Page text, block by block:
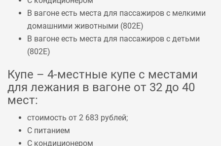
В вагоне есть места для пассажиров с мелкими
домашними животными (802Е)
В вагоне есть места для пассажиров с детьми
(802Е)
Купе – 4-местные купе с местами
для лежания в вагоне от 32 до 40
мест:
стоимость от 2 683 рублей;
С питанием
С кондиционером